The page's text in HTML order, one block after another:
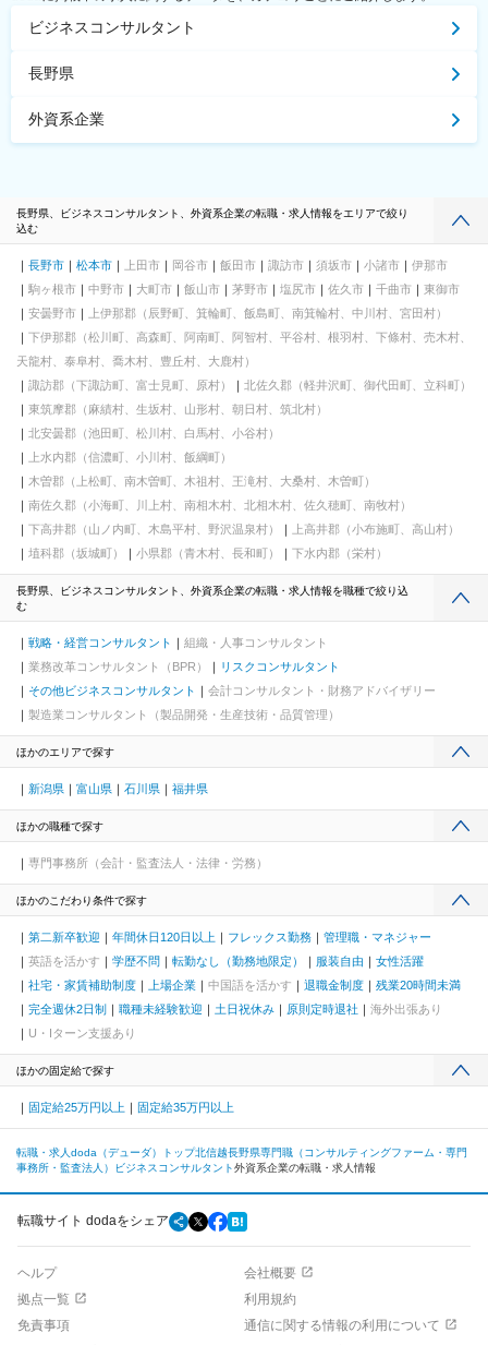
ビジネスコンサルタント
長野県
外資系企業
長野県、ビジネスコンサルタント、外資系企業の転職・求人情報をエリアで絞り
込む
長野市 松本市 上田市 岡谷市 飯田市 諏訪市 須坂市 小諸市
伊那市
駒ヶ根市
中野市 大町市 飯山市 茅野市 塩尻市 佐久市 千曲市
東御市
安曇野市
上伊那郡（辰野町、箕輪町、飯島町、南箕輪村、中川村、宮田村）
下伊那郡（松川町、高森町、阿南町、阿智村、平谷村、根羽村、下條村、売木村、
天龍村、泰阜村、喬木村、豊丘村、大鹿村）
諏訪郡（下諏訪町、富士見町、原村）
北佐久郡（軽井沢町、御代田町、立科町）
東筑摩郡（麻績村、生坂村、山形村、朝日村、筑北村）
北安曇郡（池田町、松川村、白馬村、小谷村）
上水内郡（信濃町、小川村、飯綱町）
木曽郡（上松町、南木曽町、木祖村、王滝村、大桑村、木曽町）
南佐久郡（小海町、川上村、南相木村、北相木村、佐久穂町、南牧村）
下高井郡（山ノ内町、木島平村、野沢温泉村）
上高井郡（小布施町、高山村）
埴科郡（坂城町）
小県郡（青木村、長和町） 下水内郡（栄村）
長野県、ビジネスコンサルタント、外資系企業の転職・求人情報を職種で絞り込
む
戦略・経営コンサルタント
組織・人事コンサルタント
業務改革コンサルタント（BPR）
リスクコンサルタント
その他ビジネスコンサルタント
会計コンサルタント・財務アドバイザリー
製造業コンサルタント（製品開発・生産技術・品質管理）
ほかのエリアで探す
新潟県 富山県 石川県 福井県
ほかの職種で探す
専門事務所（会計・監査法人・法律・労務）
ほかのこだわり条件で探す
第二新卒歓迎 年間休日120日以上 フレックス勤務
管理職・マネジャー
英語を活かす
学歴不問 転勤なし（勤務地限定） 服装自由
女性活躍
社宅・家賃補助制度
上場企業 中国語を活かす 退職金制度
残業20時間未満
完全週休2日制
職種未経験歓迎 土日祝休み 原則定時退社
海外出張あり
U・Iターン支援あり
ほかの固定給で探す
固定給25万円以上 固定給35万円以上
転職・求人doda（デューダ）トップ北信越長野県専門職（コンサルティングファーム・専門
事務所・監査法人）
ビジネスコンサルタント外資系企業の転職・求人情報
転職サイト dodaをシェア
ヘルプ
会社概要
拠点一覧
利用規約
免責事項
通信に関する情報の利用について